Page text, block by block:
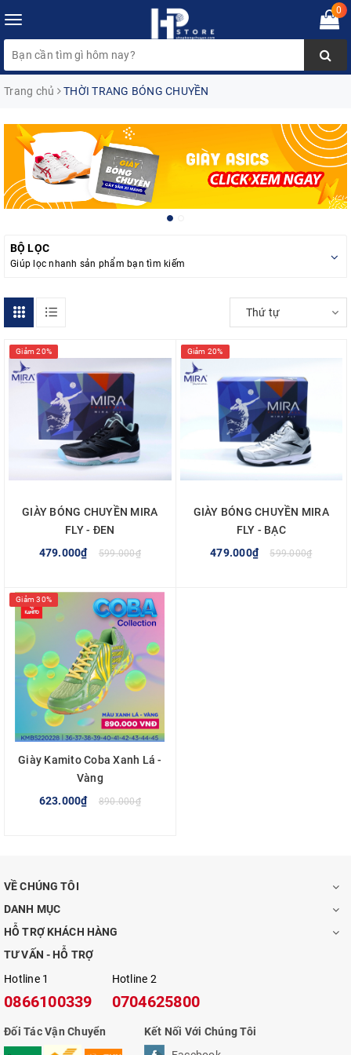
Toggle
navigation
0
Trang chủ THỜI TRANG BÓNG CHUYỀN
BỘ LỌC
Giúp lọc nhanh sản phẩm bạn tìm kiếm
Thứ tự
Giảm 20%
GIÀY BÓNG CHUYỀN MIRA
FLY - ĐEN
479.000₫
599.000₫
Giảm 20%
GIÀY BÓNG CHUYỀN MIRA
FLY - BẠC
479.000₫
599.000₫
Giảm 30%
Giày Kamito Coba Xanh Lá -
Vàng
623.000₫
890.000₫
VỀ CHÚNG TÔI
DANH MỤC
HỖ TRỢ KHÁCH HÀNG
TƯ VẤN - HỖ TRỢ
Hotline 1
0866100339
Hotline 2
0704625800
Đối Tác Vận Chuyển
Kết Nối Với Chúng Tôi